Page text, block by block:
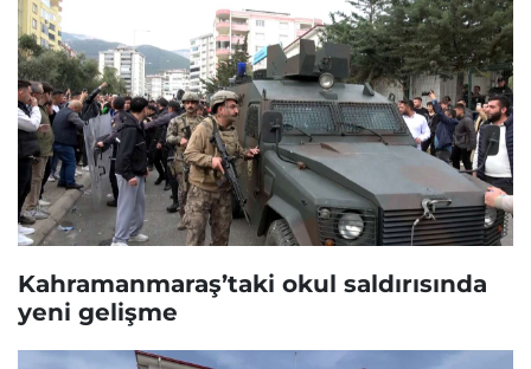
Kahramanmaraş’taki okul saldırısında
yeni gelişme